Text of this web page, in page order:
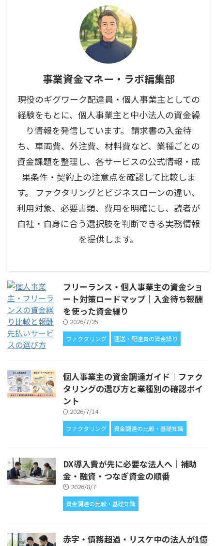
事業資金マネー・ラボ編集部
現役のギグワーク配達員・個人事業主としての
経験をもとに、個人事業主と中小法人の資金繰
り情報を発信しています。 請求書の入金待
ち、車両費、外注費、材料費など、業種ごとの
資金課題を整理し、各サービスの公式情報・成
果条件・契約上の注意点を確認して比較しま
す。 ファクタリングとビジネスローンの違い、
利用対象、必要書類、費用を明確にし、読者が
自社・自身に合う選択肢を判断できる実務情報
を提供します。
フリーランス・個人事業主の資金ショ
ート対策ロードマップ｜入金待ち報酬
を使った資金繰り
2026/7/25
ファクタリング 運送・配達員の資金繰り
個人事業主の資金調達ガイド｜ファク
タリングの選び方と業種別の確認ポイ
ント
2026/7/14
ファクタリング 資金調達の比較・基礎知識
DX導入費が先に必要な法人へ｜補助
金・融資・つなぎ資金の順番
2026/8/7
資金調達の比較・基礎知識
赤字・債務超過・リスケ中の法人が1億